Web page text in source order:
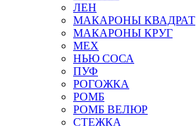
ЛЕН
МАКАРОНЫ КВАДРАТ
МАКАРОНЫ КРУГ
МЕХ
НЬЮ СОСА
ПУФ
РОГОЖКА
РОМБ
РОМБ ВЕЛЮР
СТЕЖКА